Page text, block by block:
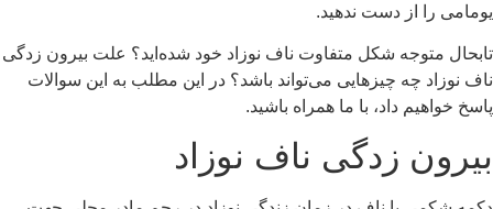
یومامی را از دست ندهید.
تابحال متوجه شکل متفاوت ناف نوزاد خود شده‌اید؟ علت بیرون زدگی
ناف نوزاد چه چیزهایی می‌تواند باشد؟ در این مطلب به این سوالات
پاسخ خواهیم داد، با ما همراه باشید.
بیرون ‌زدگی ناف نوزاد